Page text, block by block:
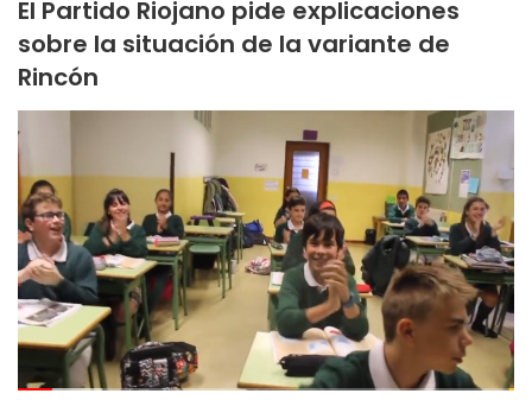
El Partido Riojano pide explicaciones
sobre la situación de la variante de
Rincón